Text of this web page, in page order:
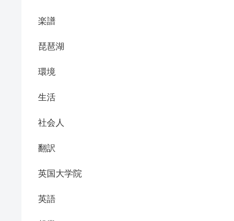
楽譜
琵琶湖
環境
生活
社会人
翻訳
英国大学院
英語